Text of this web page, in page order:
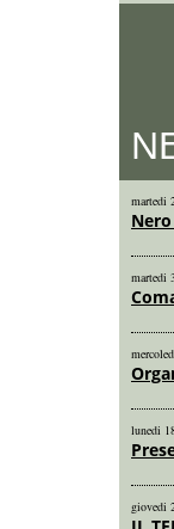
martedi
martedi
lunedi
giovedi